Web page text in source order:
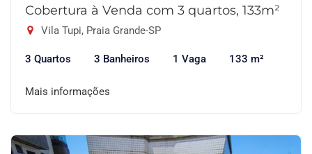
Cobertura à Venda com 3 quartos, 133m²
Vila Tupi, Praia Grande-SP
3 Quartos 3 Banheiros 1 Vaga 133 m²
Mais informações